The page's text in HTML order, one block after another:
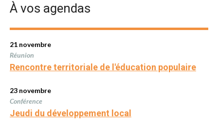
À vos agendas
21 novembre
Réunion
Rencontre territoriale de l'éducation populaire
23 novembre
Conférence
Jeudi du développement local